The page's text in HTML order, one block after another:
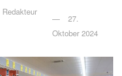
Redakteur
27.
Oktober 2024